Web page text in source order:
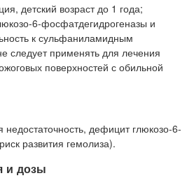
детский возраст до 1 года;
6-фосфатдегидрогеназы и
к сульфаниламидным
следует применять для лечения
поверхностей с обильной
дефицит глюкозо-6-
развития гемолиза).
и дозы